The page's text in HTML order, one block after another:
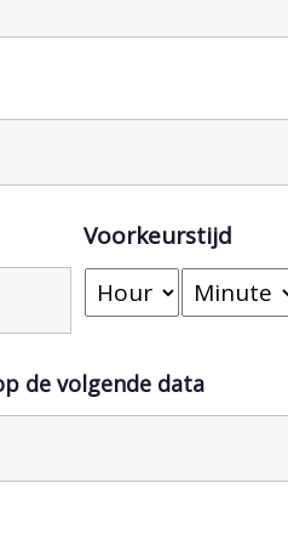
Voorkeurstijd
de volgende data